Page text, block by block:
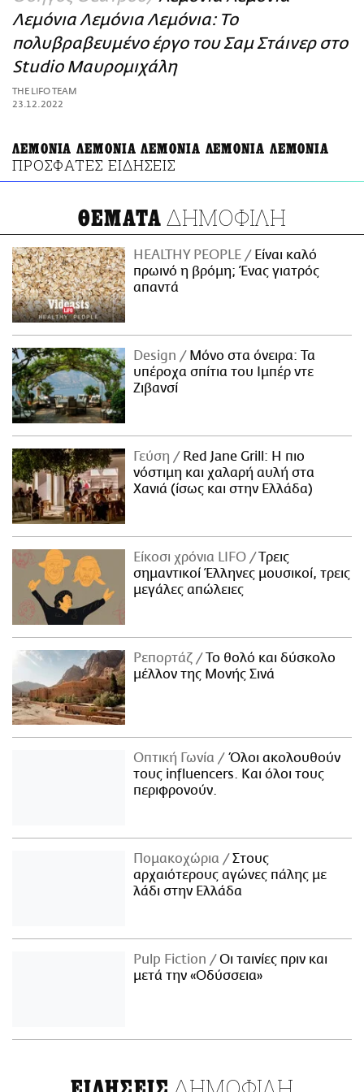
ΑΜΠΑ
PRINT
Λεμόνια Λεμόνια Λεμόνια: Το
πολυβραβευμένο έργο του Σαμ Στάινερ στο
Studio Μαυρομιχάλη
THE LIFO TEAM
23.12.2022
ΛΕΜΟΝΙΑ ΛΕΜΟΝΙΑ ΛΕΜΟΝΙΑ ΛΕΜΟΝΙΑ ΛΕΜΟΝΙΑ
ΠΡΟΣΦΑΤΕΣ ΕΙΔΗΣΕΙΣ
ΘΕΜΑΤΑ ΔΗΜΟΦΙΛΗ
HEALTHY PEOPLE
Είναι καλό
πρωινό η βρόμη; Ένας γιατρός
απαντά
Design
Μόνο στα όνειρα: Τα
υπέροχα σπίτια του Ιμπέρ ντε
Ζιβανσί
Γεύση
Red Jane Grill: Η πιο
νόστιμη και χαλαρή αυλή στα
Χανιά (ίσως και στην Ελλάδα)
Είκοσι χρόνια LIFO
Tρεις
σημαντικοί Έλληνες μουσικοί, τρεις
μεγάλες απώλειες
Ρεπορτάζ
Το θολό και δύσκολο
μέλλον της Μονής Σινά
Οπτική Γωνία
Όλοι ακολουθούν
τους influencers. Και όλοι τους
περιφρονούν.
Πομακοχώρια
Στους
αρχαιότερους αγώνες πάλης με
λάδι στην Ελλάδα
Pulp Fiction
Οι ταινίες πριν και
μετά την «Οδύσσεια»